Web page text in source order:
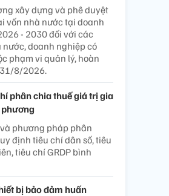
xây dựng và phê duyệt
vốn nhà nước tại doanh
- 2030 đối với các
doanh nghiệp có
phạm vi quản lý, hoàn
8/2026.
phân chia thuế giá trị gia
phương pháp phân
định tiêu chí dân số, tiêu
tiêu chí GRDP bình
bị bảo đảm huấn